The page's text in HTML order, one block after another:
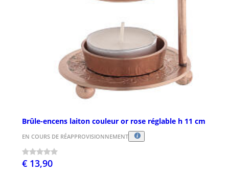
Brûle-encens laiton couleur or rose réglable h 11 cm
EN COURS DE RÉAPPROVISIONNEMENT
€ 13,90